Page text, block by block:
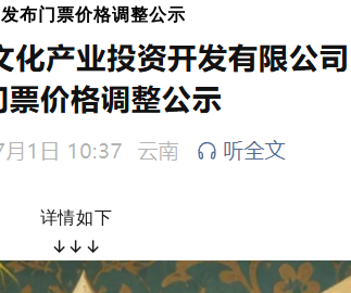
发布门票价格调整公示
详情如下
↓↓↓